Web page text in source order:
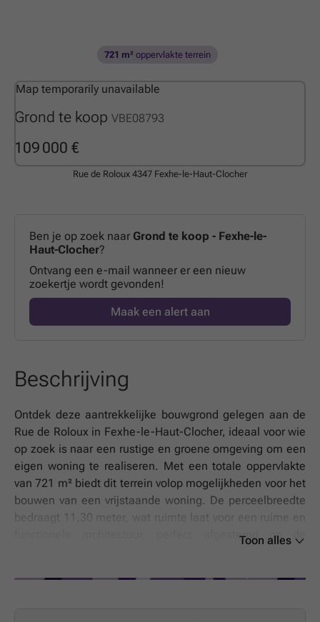
Grond te koop VBE08793
109 000 €
721 m² oppervlakte terrein
Map temporarily unavailable
Rue de Roloux 4347 Fexhe-le-Haut-Clocher
Ben je op zoek naar Grond te koop - Fexhe-le-
Haut-Clocher?
Ontvang een e-mail wanneer er een nieuw
zoekertje wordt gevonden!
Maak een alert aan
Beschrijving
Ontdek deze aantrekkelijke bouwgrond gelegen aan de
Rue de Roloux in Fexhe-le-Haut-Clocher, ideaal voor wie
op zoek is naar een rustige en groene omgeving om een
eigen woning te realiseren. Met een totale oppervlakte
van 721 m² biedt dit terrein volop mogelijkheden voor het
bouwen van een vrijstaande woning. De perceelbreedte
bedraagt 11,30 meter, wat ruimte laat voor een ruime en
functionele architectuur, perfect afgestemd op de
Toon alles